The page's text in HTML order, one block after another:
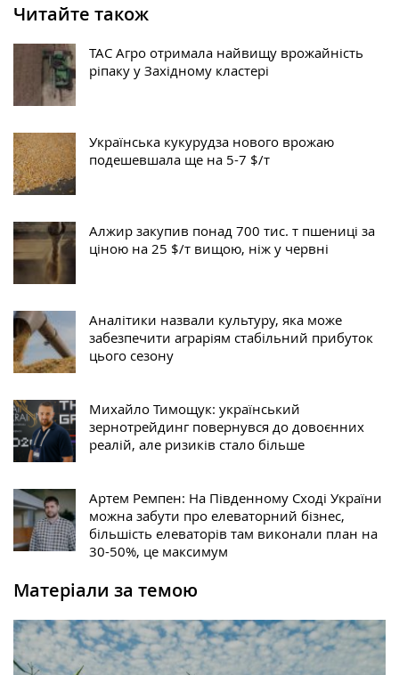
Читайте також
ТАС Агро отримала найвищу врожайність
ріпаку у Західному кластері
Українська кукурудза нового врожаю
подешевшала ще на 5-7 $/т
Алжир закупив понад 700 тис. т пшениці за
ціною на 25 $/т вищою, ніж у червні
Аналітики назвали культуру, яка може
забезпечити аграріям стабільний прибуток
цього сезону
Михайло Тимощук: український
зернотрейдинг повернувся до довоєнних
реалій, але ризиків стало більше
Артем Ремпен: На Південному Сході України
можна забути про елеваторний бізнес,
більшість елеваторів там виконали план на
30-50%, це максимум
Матеріали за темою